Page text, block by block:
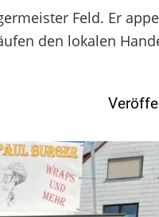
Feld. Er
den lokalen